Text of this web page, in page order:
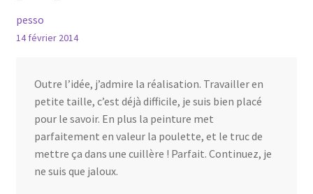
pesso
14 février 2014
Outre l’idée, j’admire la réalisation. Travailler en
petite taille, c’est déjà difficile, je suis bien placé
pour le savoir. En plus la peinture met
parfaitement en valeur la poulette, et le truc de
mettre ça dans une cuillère ! Parfait. Continuez, je
ne suis que jaloux.